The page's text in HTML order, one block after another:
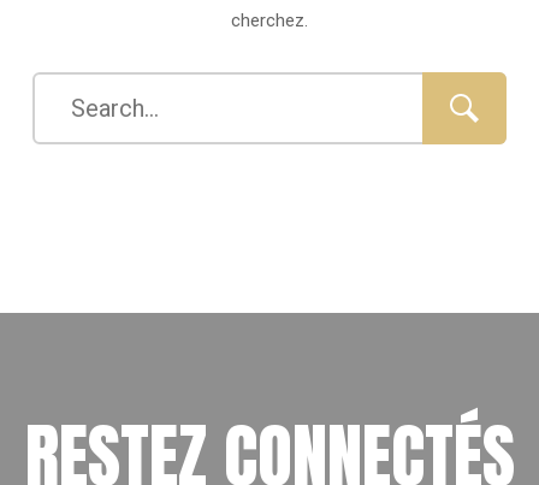
cherchez.
RESTEZ CONNECTÉS